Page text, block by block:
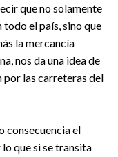
que no solamente
el país, sino que
la mercancía
nos da una idea de
por las carreteras del
consecuencia el
que si se transita